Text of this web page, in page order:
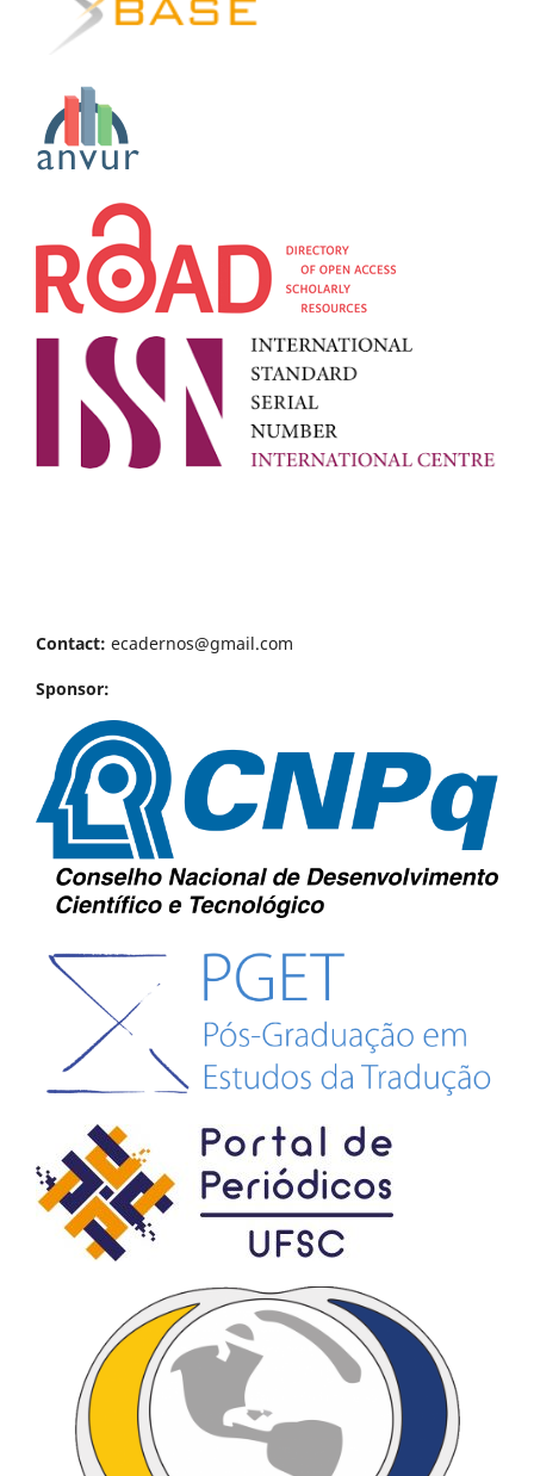
Contact: ecadernos@gmail.com
Sponsor: